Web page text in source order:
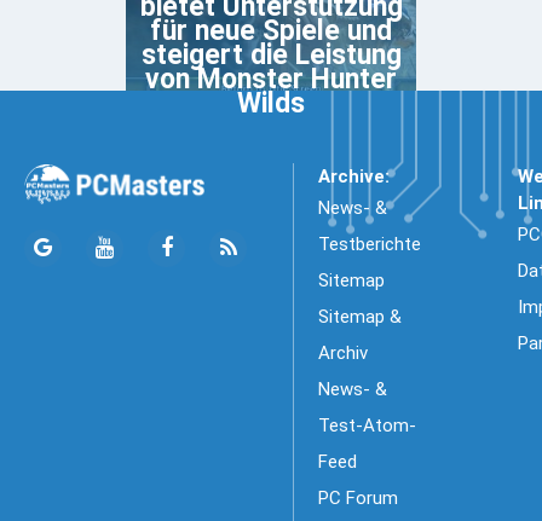
für neue Spiele und
steigert die Leistung
von Monster Hunter
Wilds
Archive:
News- &
Testberichte
Sitemap
Sitemap &
Archiv
News- &
Test-Atom-
Feed
PC Forum